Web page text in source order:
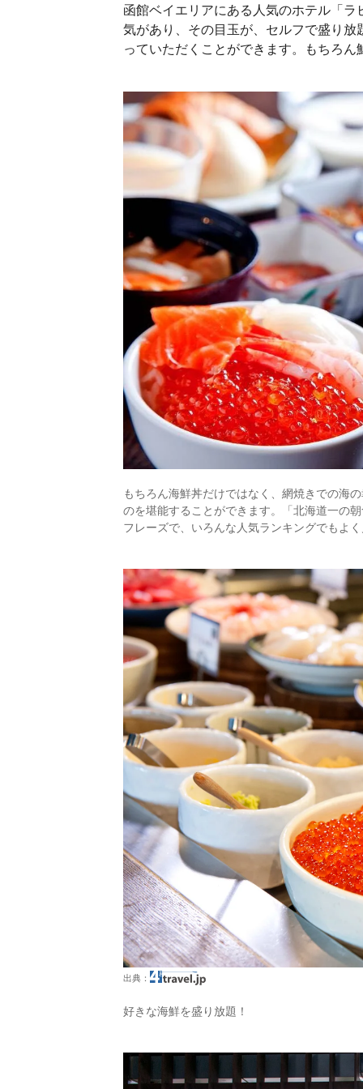
函館ベイエリアにある人気のホテル「
気があり、その目玉が、セルフで盛り
っていただくことができます。もちろん
もちろん海鮮丼だけではなく、網焼きでの海
のを堪能することができます。「北海道一の
フレーズで、いろんな人気ランキングでもよ
出典：
好きな海鮮を盛り放題！